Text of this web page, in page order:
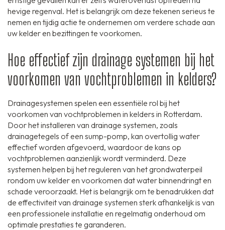
hevige regenval. Het is belangrijk om deze tekenen serieus te
nemen en tijdig actie te ondernemen om verdere schade aan
uw kelder en bezittingen te voorkomen.
Hoe effectief zijn drainage systemen bij het
voorkomen van vochtproblemen in kelders?
Drainagesystemen spelen een essentiële rol bij het
voorkomen van vochtproblemen in kelders in Rotterdam.
Door het installeren van drainage systemen, zoals
drainagetegels of een sump-pomp, kan overtollig water
effectief worden afgevoerd, waardoor de kans op
vochtproblemen aanzienlijk wordt verminderd. Deze
systemen helpen bij het reguleren van het grondwaterpeil
rondom uw kelder en voorkomen dat water binnendringt en
schade veroorzaakt. Het is belangrijk om te benadrukken dat
de effectiviteit van drainage systemen sterk afhankelijk is van
een professionele installatie en regelmatig onderhoud om
optimale prestaties te garanderen.